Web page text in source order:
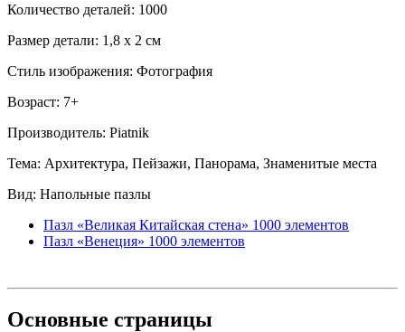
Количество деталей: 1000
Размер детали: 1,8 x 2 см
Стиль изображения: Фотография
Возраст: 7+
Производитель: Piatnik
Тема: Архитектура, Пейзажи, Панорама, Знаменитые места
Вид: Напольные пазлы
Пазл «Великая Китайская стена» 1000 элементов
Пазл «Венеция» 1000 элементов
Основные страницы